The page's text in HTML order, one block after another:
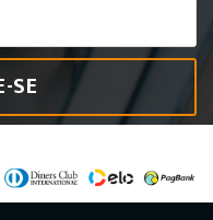
SE